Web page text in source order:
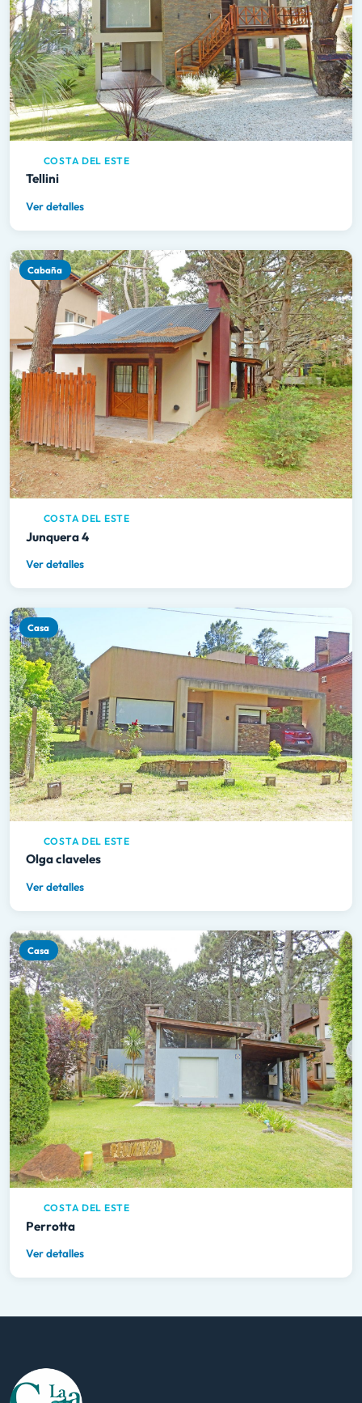
COSTA DEL ESTE
Tellini
Ver detalles
Cabaña
COSTA DEL ESTE
Junquera 4
Ver detalles
Casa
COSTA DEL ESTE
Olga claveles
Ver detalles
Casa
COSTA DEL ESTE
Perrotta
Ver detalles